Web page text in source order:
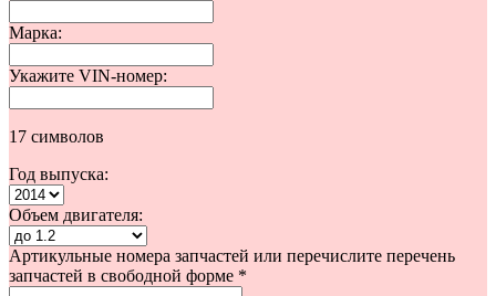
Марка:
Укажите VIN-номер:
17 символов
Год выпуска:
Объем двигателя:
Артикульные номера запчастей или перечислите перечень
запчастей в свободной форме *